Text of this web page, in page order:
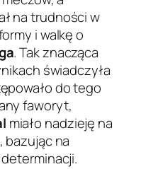
na trudności w
i walkę o
. Tak znacząca
świadczyła
do tego
faworyt,
miało nadzieję na
bazując na